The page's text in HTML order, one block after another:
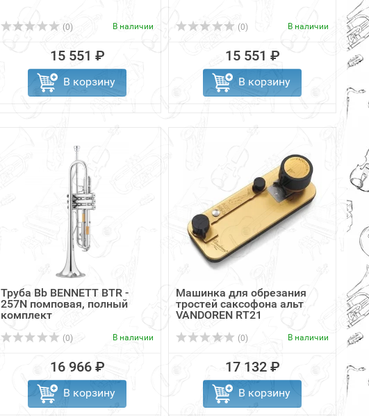
(0) В наличии
15 551 ₽
В корзину
(0) В наличии
15 551 ₽
В корзину
Труба Bb BENNETT BTR -
257N помповая, полный
комплект
(0) В наличии
16 966 ₽
В корзину
Машинка для обрезания
тростей саксофона альт
VANDOREN RT21
(0) В наличии
17 132 ₽
В корзину